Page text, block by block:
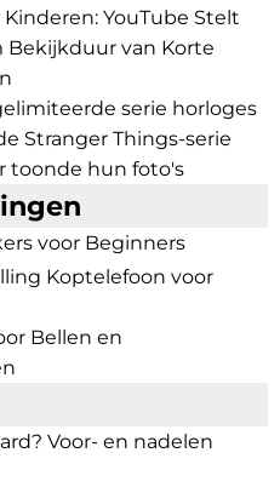
YouTube Stelt
Bekijkduur van Korte
serie horloges
Stranger Things-serie
toonde hun foto's
voor Beginners
Koptelefoon voor
Bellen en
Voor- en nadelen